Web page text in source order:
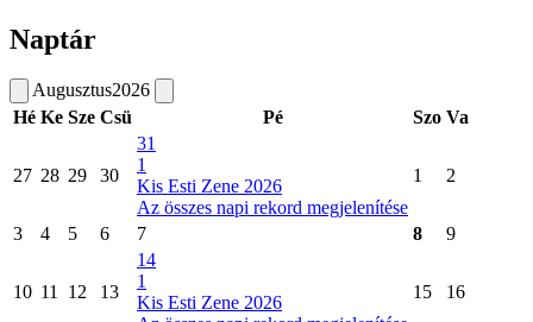
Naptár
Augusztus2026
Hé Ke Sze Csü Pé Szo Va
27 28 29 30
31
1
Kis Esti Zene 2026
Az összes napi rekord megjelenítése
1 2
3 4 5 6 7 8 9
10 11 12 13
14
1
Kis Esti Zene 2026
15 16